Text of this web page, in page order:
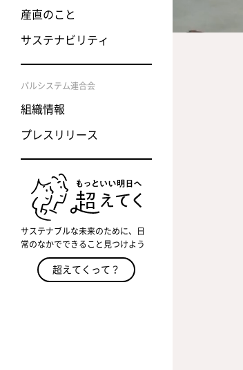
産直のこと
サステナビリティ
パルシステム連合会
組織情報
プレスリリース
サステナブルな未来のために、日
常のなかでできること見つけよう
超えてくって？